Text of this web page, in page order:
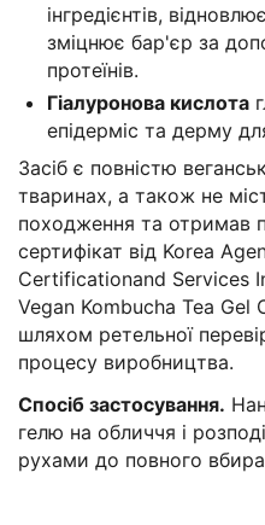
інгредієнтів,
зміцнює бар'єр за
протеїнів.
Гіалуронова кислота
епідерміс та дерму
Засіб є повністю
тваринах, а також не
походження та отримав
сертифікат від Korea
Certificationand Services
Vegan Kombucha Tea Gel
шляхом ретельної
процесу виробництва.
Спосіб застосування.
гелю на обличчя і
рухами до повного